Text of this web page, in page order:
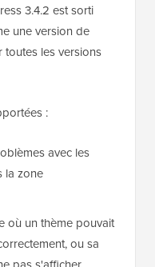
3.4.2 est sorti
une version de
toutes les versions
:
avec les
la zone
où un thème pouvait
ou sa